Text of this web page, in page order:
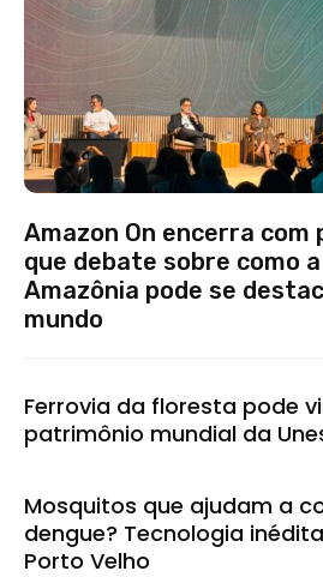
Amazon On encerra com
que debate sobre como a
Amazônia pode se
mundo
Ferrovia da floresta pode
patrimônio mundial da
Mosquitos que ajudam a
dengue? Tecnologia
Porto Velho